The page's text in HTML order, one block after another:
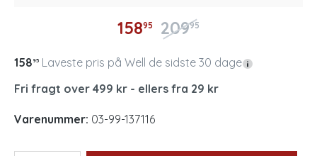
15895 20995
158 95 Laveste pris på Well de sidste 30 dage
Fri fragt over 499 kr - ellers fra 29 kr
Varenummer: 03-99-137116